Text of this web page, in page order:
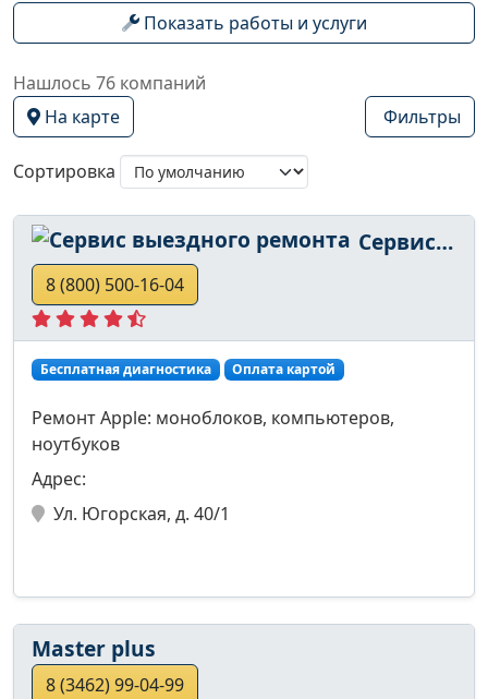
Показать работы и услуги
Нашлось 76 компаний
На карте
Фильтры
Сортировка
Сервис выездного ремонта
8 (800) 500-16-04
Бесплатная диагностика Оплата картой
Ремонт Apple: моноблоков, компьютеров,
ноутбуков
Адрес:
Ул. Югорская, д. 40/1
Master plus
8 (3462) 99-04-99